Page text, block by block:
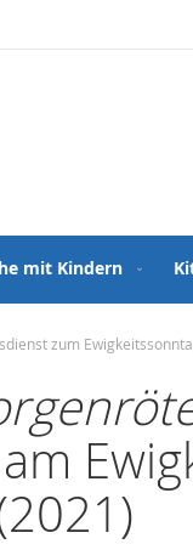
mit Kindern
zum